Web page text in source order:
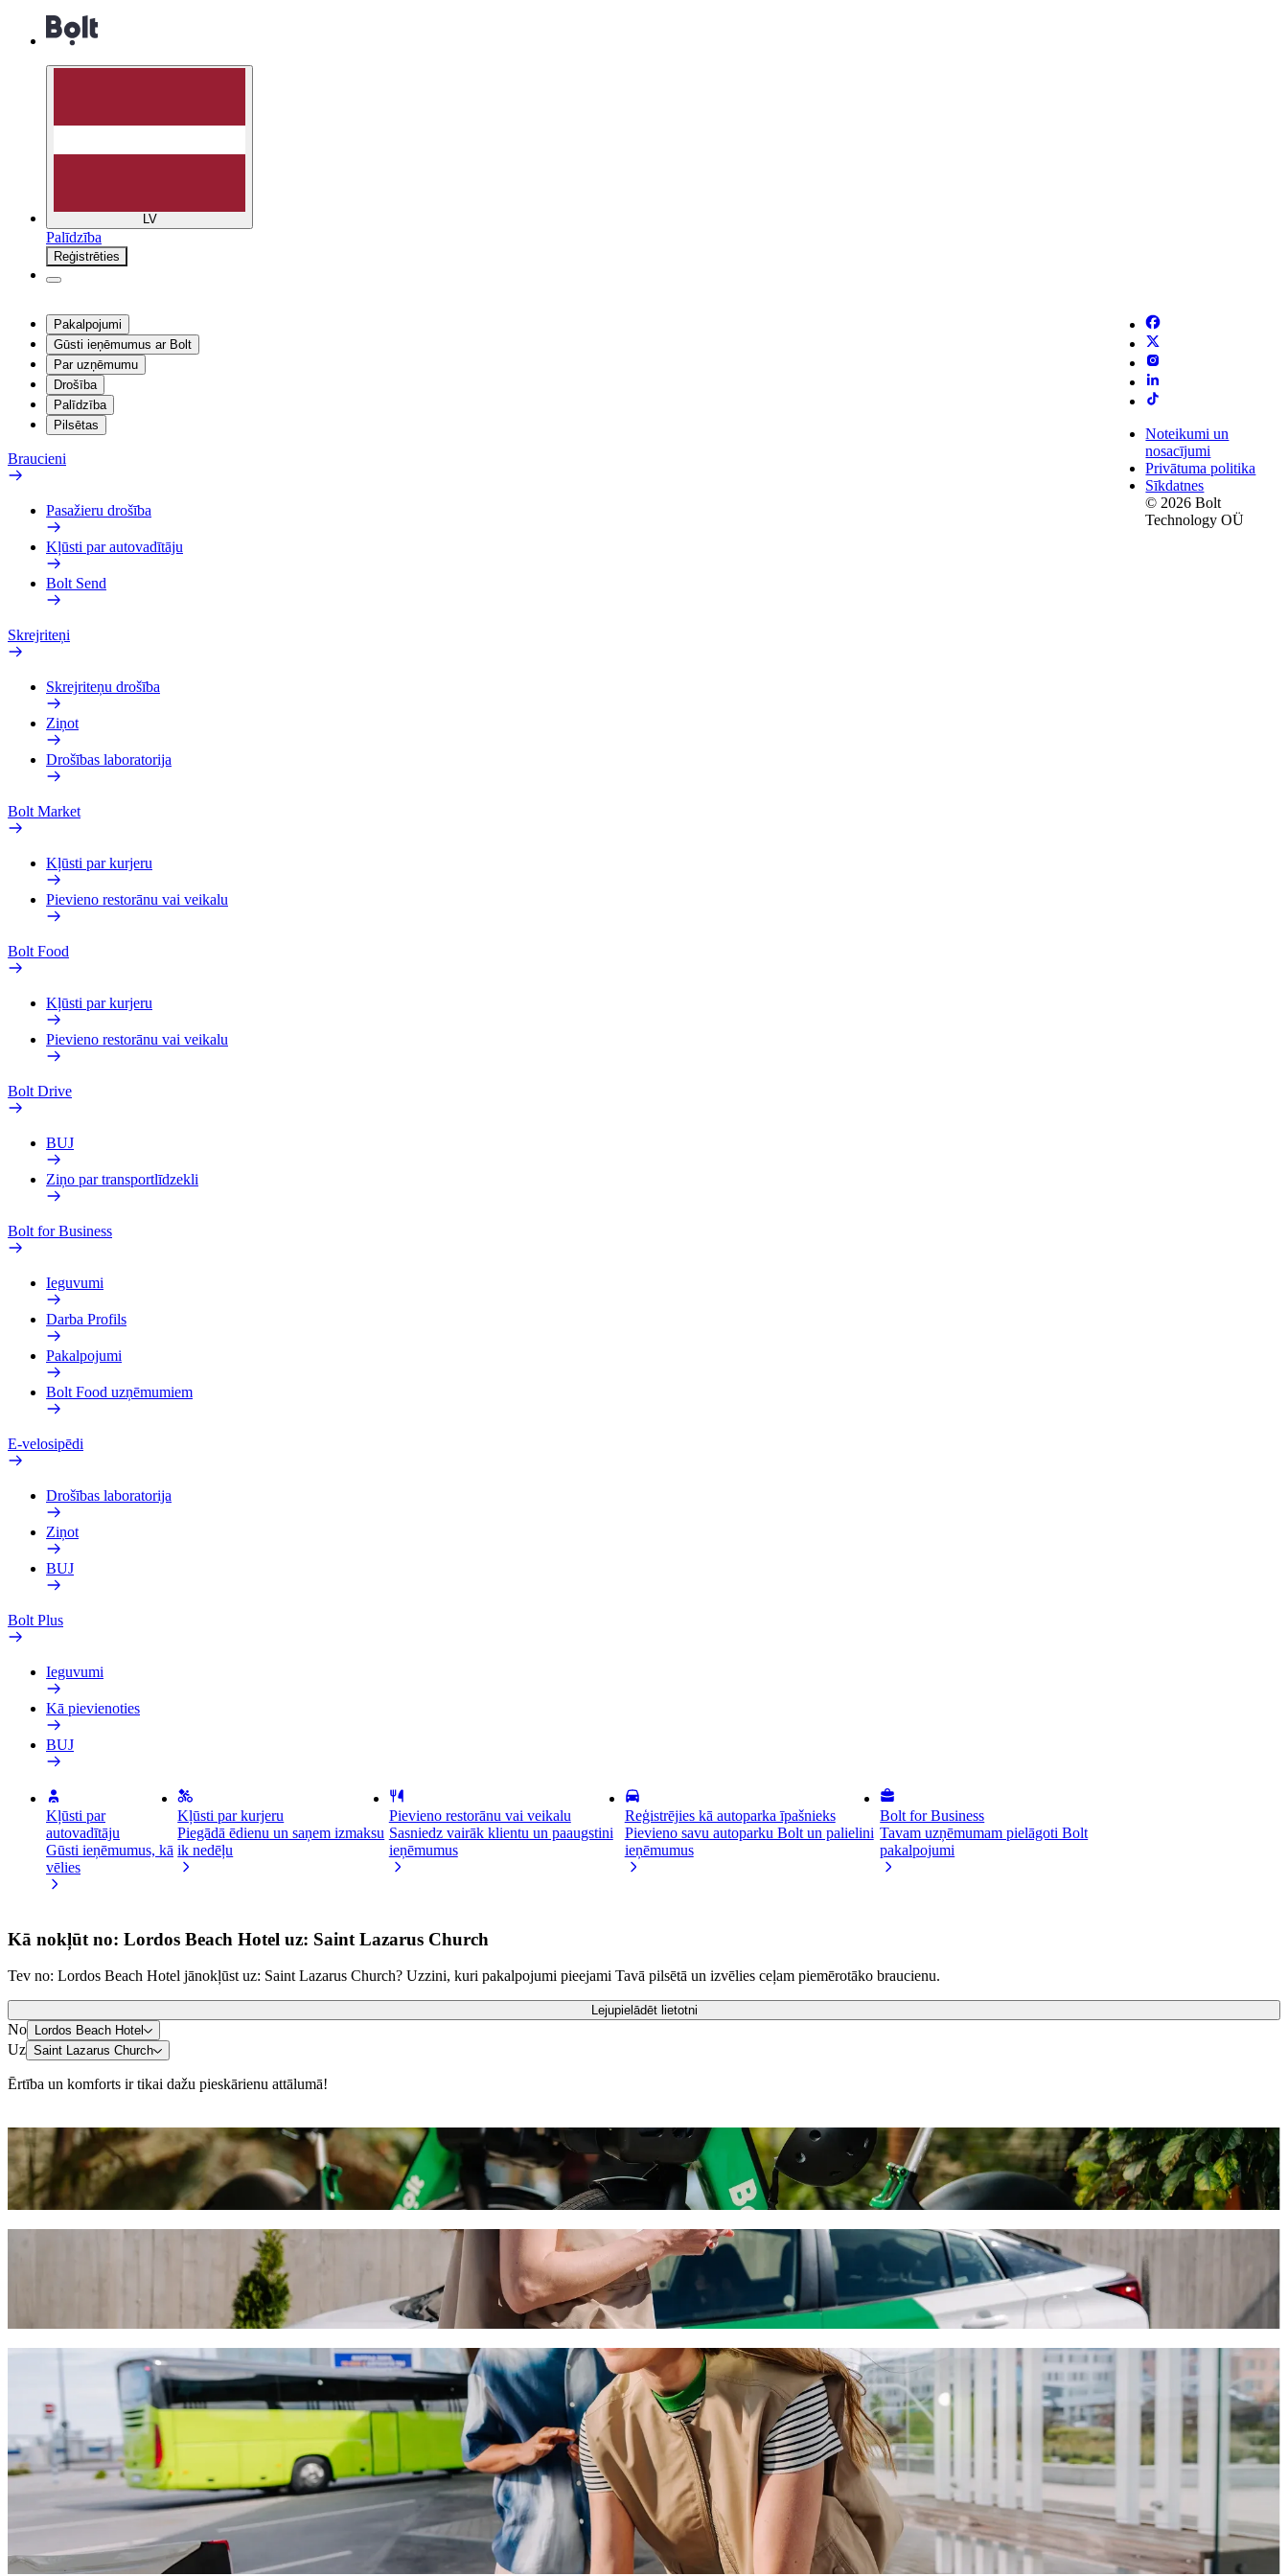
LV
Palīdzība
Reģistrēties
Pakalpojumi
Gūsti ieņēmumus ar Bolt
Par uzņēmumu
Drošība
Palīdzība
Pilsētas
Braucieni
Pasažieru drošība
Kļūsti par autovadītāju
Bolt Send
Skrejriteņi
Skrejriteņu drošība
Ziņot
Drošības laboratorija
Bolt Market
Kļūsti par kurjeru
Pievieno restorānu vai veikalu
Bolt Food
Kļūsti par kurjeru
Pievieno restorānu vai veikalu
Bolt Drive
BUJ
Ziņo par transportlīdzekli
Bolt for Business
Ieguvumi
Darba Profils
Pakalpojumi
Bolt Food uzņēmumiem
E-velosipēdi
Drošības laboratorija
Ziņot
BUJ
Bolt Plus
Ieguvumi
Kā pievienoties
BUJ
Kļūsti par
autovadītāju
Gūsti ieņēmumus, kā
vēlies
Kļūsti par kurjeru
Piegādā ēdienu un saņem izmaksu
ik nedēļu
Pievieno restorānu vai veikalu
Sasniedz vairāk klientu un paaugstini
ieņēmumus
Reģistrējies kā autoparka īpašnieks
Pievieno savu autoparku Bolt un palielini
ieņēmumus
Bolt for Business
Tavam uzņēmumam pielāgoti Bolt
pakalpojumi
Noteikumi un
nosacījumi
Privātuma politika
Sīkdatnes
© 2026 Bolt
Technology OÜ
Kā nokļūt no: Lordos Beach Hotel uz: Saint Lazarus Church
Tev no: Lordos Beach Hotel jānokļūst uz: Saint Lazarus Church? Uzzini, kuri pakalpojumi pieejami Tavā pilsētā un izvēlies ceļam piemērotāko braucienu.
Lejupielādēt lietotni
No Lordos Beach Hotel
Uz Saint Lazarus Church
Ērtība un komforts ir tikai dažu pieskārienu attālumā!
Skrejriteni vai e-riteni
Izvēlies skrejriteni vai e-riteni braucieniem šajā pilsētā: Larnaka
Lejupielādē Bolt lietotni
Brauciens no: Lordos Beach Hotel uz: Saint Lazarus Church ar Bolt kopbraukšanas auto
Ja vēlies izdevīgāko cenu, tad iesakām izvēlēties Bolt kopbraukšanas auto braucienam uz: Saint Lazarus Church. Ar Bolt ceļā pavadīsi aptuveni 15 min, un tas Tev izmaksās aptuveni 23,00 € EUR. Mūsu
platformā ir dažādi auto visdažādākajiem dzīves brīžiem.
Bolt piedāvājumi braucienam no: Lordos Beach Hotel uz: Saint Lazarus Church
Daudz bagāžas? Mūsu XL auto paredzēti līdz pat 6 pasažieriem.
Vēlies ceļot stilīgi? Izmēģini Bolt premium auto.
Ceļo ar bērniem? Pasūti auto, kurā pieejams paliktnītis bērnam.
Līdzi brauc mīlulis? Izmēģini mūsu auto, kuros ir ļauts braukt ar mājdzīvniekiem.
Nepieciešama papildu palīdzība? Assist kategorijas autovadītāji ir apmācīti darbā ar cilvēkiem ar īpašām vajadzībām, kā arī auto ir piemēroti riteņkrēsliem.
Izdevīgi braucieni? Izbaudi lētāko brauciena cenu, izvēloties mazos Economy kategorijas auto.
Lejupielādē Bolt lietotni